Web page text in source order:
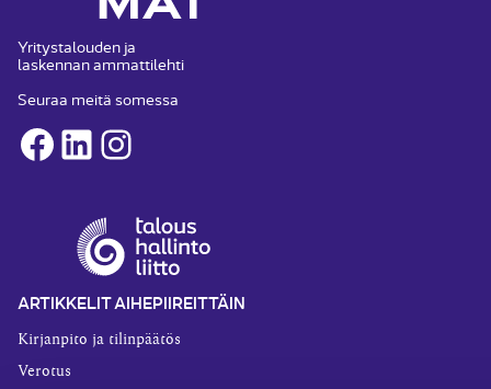
Yritystalouden ja
laskennan ammattilehti
Seuraa meitä somessa
Facebook
LinkedInInstagram
ARTIKKELIT AIHEPIIREITTÄIN
Kirjanpito ja tilinpäätös
Verotus